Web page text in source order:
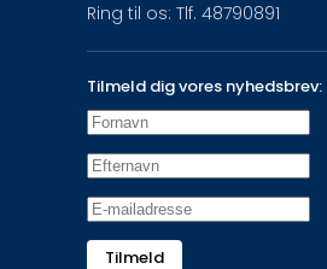
Ring til os: Tlf. 48790891
Tilmeld dig vores nyhedsbrev:
Tilmeld